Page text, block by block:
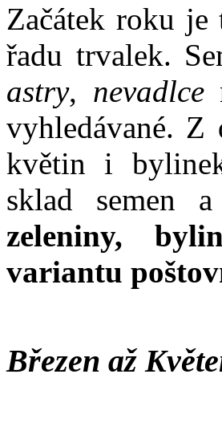
Začátek roku je
řadu trvalek.
astry, nevadlce
vyhledávané. Z
květin i bylinek
sklad semen
zeleniny,
variantu
Březen až